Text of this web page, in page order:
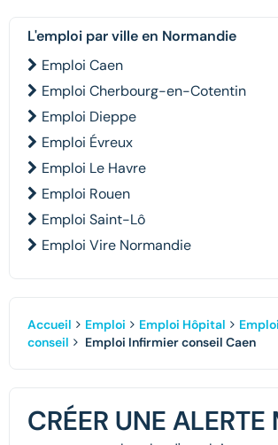
L'emploi par ville en Normandie
Emploi Caen
Emploi Cherbourg-en-Cotentin
Emploi Dieppe
Emploi Évreux
Emploi Le Havre
Emploi Rouen
Emploi Saint-Lô
Emploi Vire Normandie
Accueil Emploi Emploi Hôpital
conseil
Emploi Infirmier conseil Caen
CRÉER UNE ALERTE